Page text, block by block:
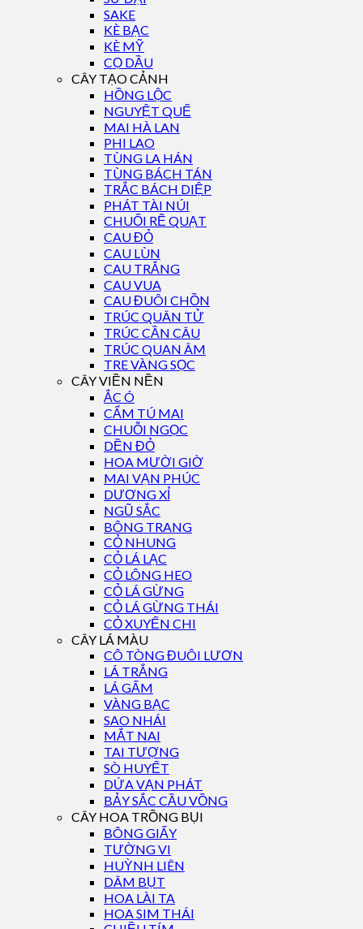
SAKE
KÈ BẠC
KÈ MỸ
CỌ DẦU
CÂY TẠO CẢNH
HỒNG LỘC
NGUYỆT QUẾ
MAI HÀ LAN
PHI LAO
TÙNG LA HÁN
TÙNG BÁCH TÁN
TRẮC BÁCH DIỆP
PHÁT TÀI NÚI
CHUỐI RẼ QUẠT
CAU ĐỎ
CAU LÙN
CAU TRẮNG
CAU VUA
CAU ĐUÔI CHỒN
TRÚC QUÂN TỬ
TRÚC CẦN CÂU
TRÚC QUAN ÂM
TRE VÀNG SỌC
CÂY VIỀN NỀN
ẮC Ó
CẨM TÚ MAI
CHUỖI NGỌC
DỀN ĐỎ
HOA MƯỜI GIỜ
MAI VẠN PHÚC
DƯƠNG XỈ
NGŨ SẮC
BÔNG TRANG
CỎ NHUNG
CỎ LÁ LẠC
CỎ LÔNG HEO
CỎ LÁ GỪNG
CỎ LÁ GỪNG THÁI
CỎ XUYẾN CHI
CÂY LÁ MÀU
CÔ TÒNG ĐUÔI LƯƠN
LÁ TRẮNG
LÁ GẤM
VÀNG BẠC
SAO NHÁI
MẮT NAI
TAI TƯỢNG
SÒ HUYẾT
DỨA VẠN PHÁT
BẢY SẮC CẦU VỒNG
CÂY HOA TRỒNG BỤI
BÔNG GIẤY
TƯỜNG VI
HUỲNH LIÊN
DÂM BỤT
HOA LÀI TA
HOA SIM THÁI